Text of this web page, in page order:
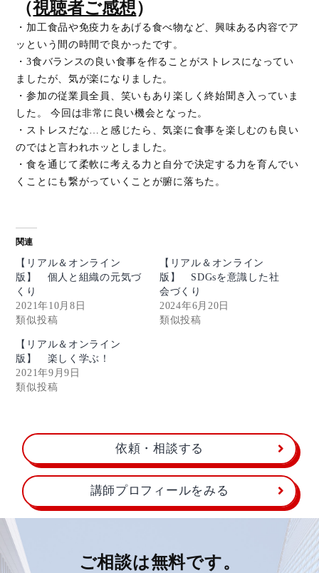
（視聴者ご感想）
・加工食品や免疫力をあげる食べ物など、興味ある内容でア
ッという間の時間で良かったです。
・3食バランスの良い食事を作ることがストレスになってい
ましたが、気が楽になりました。
・参加の従業員全員、笑いもあり楽しく終始聞き入っていま
した。 今回は非常に良い機会となった。
・ストレスだな…と感じたら、気楽に食事を楽しむのも良い
のではと言われホッとしました。
・食を通じて柔軟に考える力と自分で決定する力を育んでい
くことにも繋がっていくことが腑に落ちた。
関連
【リアル＆オンライン
版】 個人と組織の元気づ
くり
2021年10月8日
類似投稿
【リアル＆オンライン
版】 SDGsを意識した社
会づくり
2024年6月20日
類似投稿
【リアル＆オンライン
版】 楽しく学ぶ！
2021年9月9日
類似投稿
依頼・相談する
講師プロフィールをみる
ご相談は無料です。